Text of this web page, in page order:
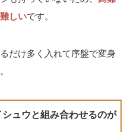
しいです。
だけ多く入れて序盤で変身
ュウと組み合わせるのが